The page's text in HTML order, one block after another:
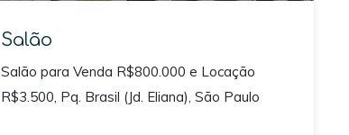
Salão
Salão para Venda R$800.000 e Locação
R$3.500, Pq. Brasil (Jd. Eliana), São Paulo